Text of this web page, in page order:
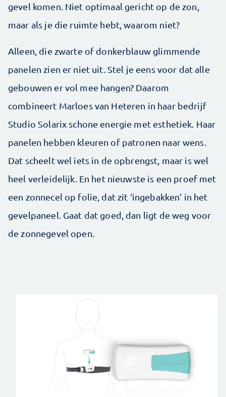
gevel komen. Niet optimaal gericht op de zon,
maar als je die ruimte hebt, waarom niet?
Alleen, die zwarte of donkerblauw glimmende
panelen zien er niet uit. Stel je eens voor dat alle
gebouwen er vol mee hangen? Daarom
combineert Marloes van Heteren in haar bedrijf
Studio Solarix schone energie met esthetiek. Haar
panelen hebben kleuren of patronen naar wens.
Dat scheelt wel iets in de opbrengst, maar is wel
heel verleidelijk. En het nieuwste is een proef met
een zonnecel op folie, dat zit ‘ingebakken’ in het
gevelpaneel. Gaat dat goed, dan ligt de weg voor
de zonnegevel open.